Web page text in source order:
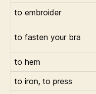
to embroider
to fasten your bra
to hem
to iron, to press